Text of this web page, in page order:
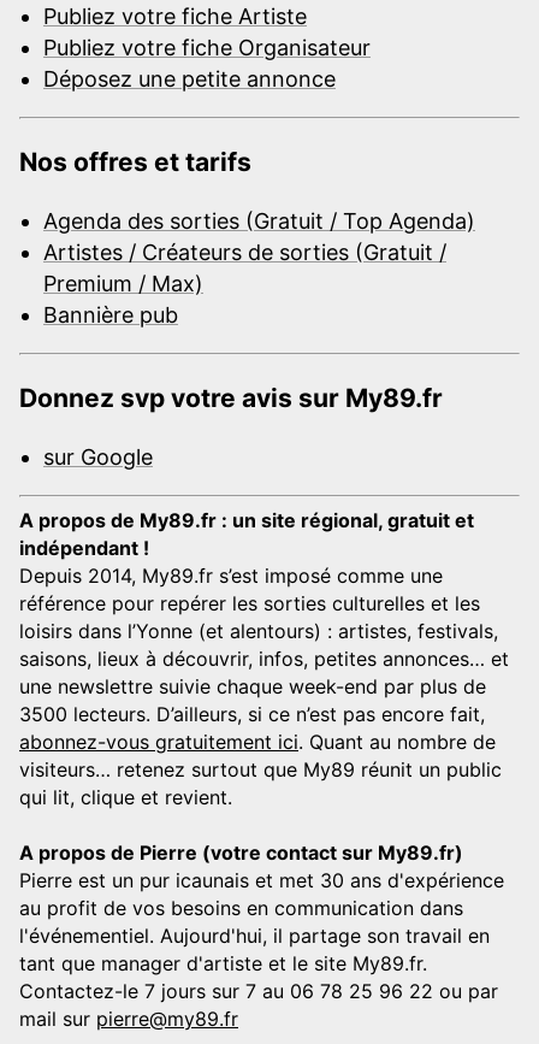
Publiez votre fiche Artiste
Publiez votre fiche Organisateur
Déposez une petite annonce
Nos offres et tarifs
Agenda des sorties (Gratuit / Top Agenda)
Artistes / Créateurs de sorties (Gratuit /
Premium / Max)
Bannière pub
Donnez svp votre avis sur My89.fr
sur Google
A propos de My89.fr : un site régional, gratuit et
indépendant !
Depuis 2014, My89.fr s’est imposé comme une
référence pour repérer les sorties culturelles et les
loisirs dans l’Yonne (et alentours) : artistes, festivals,
saisons, lieux à découvrir, infos, petites annonces… et
une newslettre suivie chaque week-end par plus de
3500 lecteurs. D’ailleurs, si ce n’est pas encore fait,
abonnez-vous gratuitement ici. Quant au nombre de
visiteurs… retenez surtout que My89 réunit un public
qui lit, clique et revient.
A propos de Pierre (votre contact sur My89.fr)
Pierre est un pur icaunais et met 30 ans d'expérience
au profit de vos besoins en communication dans
l'événementiel. Aujourd'hui, il partage son travail en
tant que manager d'artiste et le site My89.fr.
Contactez-le 7 jours sur 7 au 06 78 25 96 22 ou par
mail sur pierre@my89.fr